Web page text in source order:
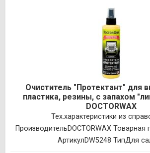
Очиститель "Протектант" для
пластика, резины, с запахом
DOCTORWAX
Тех.характеристики из
ПроизводительDOCTORWAX Товарная
АртикулDW5248 ТипДля